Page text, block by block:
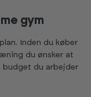
gym
Inden du køber
du ønsker at
budget du arbejder